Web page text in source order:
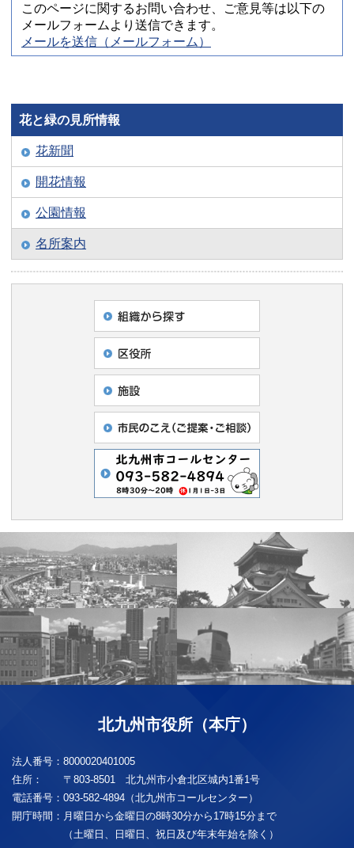
このページに関するお問い合わせ、ご意見等は以下の
メールフォームより送信できます。
メールを送信（メールフォーム）
花と緑の見所情報
花新聞
開花情報
公園情報
名所案内
北九州市役所（本庁）
法人番号： 8000020401005
住所：
〒803-8501 北九州市小倉北区城内1番1号
電話番号： 093-582-4894（北九州市コールセンター）
開庁時間： 月曜日から金曜日の8時30分から17時15分まで
（土曜日、日曜日、祝日及び年末年始を除く）